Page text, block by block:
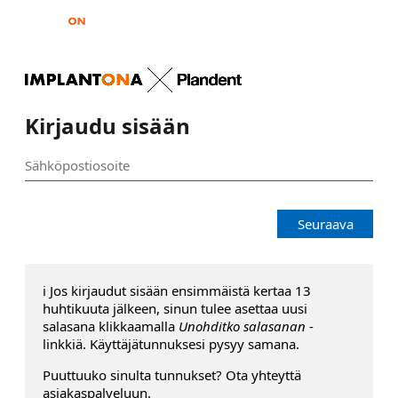
Kirjaudu sisään
Seuraava
ℹ️ Jos kirjaudut sisään ensimmäistä kertaa 13
huhtikuuta jälkeen, sinun tulee asettaa uusi
salasana klikkaamalla Unohditko salasanan -
linkkiä. Käyttäjätunnuksesi pysyy samana.
Puuttuuko sinulta tunnukset? Ota yhteyttä
asiakaspalveluun.